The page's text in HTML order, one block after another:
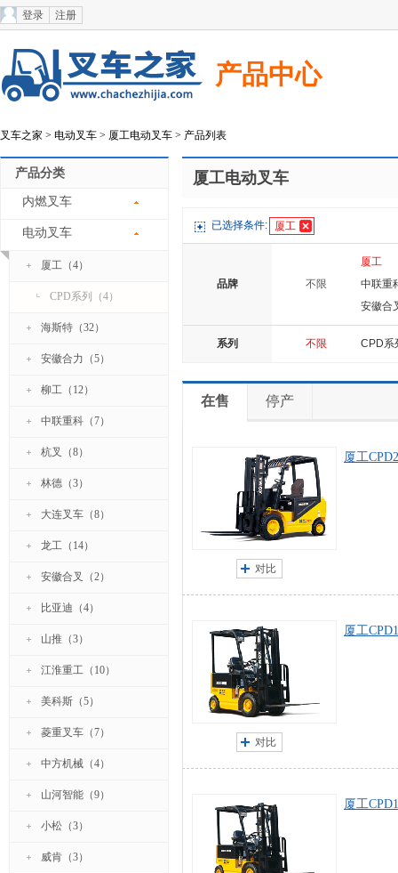
登录 注册
产品中心
叉车之家 > 电动叉车 > 厦工电动叉车 > 产品列表
产品分类
内燃叉车
电动叉车
厦工（4）
CPD系列（4）
海斯特（32）
安徽合力（5）
柳工（12）
中联重科（7）
杭叉（8）
林德（3）
大连叉车（8）
龙工（14）
安徽合叉（2）
比亚迪（4）
山推（3）
江淮重工（10）
美科斯（5）
菱重叉车（7）
中方机械（4）
山河智能（9）
小松（3）
威肯（3）
厦工电动叉车
已选择条件: 厦工
品牌 不限
厦工
中联重
安徽合
菱重叉
韩国现
梅狮
系列 不限 CPD系
在售 停产
对比
厦工
对比
厦工
厦工